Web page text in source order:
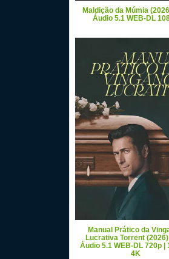
Maldição da Múmia
Áudio 5.1 WEB-DL
Manual Prático da
Lucrativa Torrent (2026)
Áudio 5.1 WEB-DL 720p |
4K